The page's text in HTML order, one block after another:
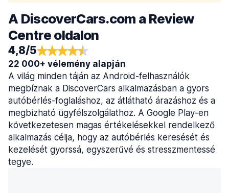
A DiscoverCars.com a Review
Centre oldalon
4,8/5
22 000+ vélemény alapján
A világ minden táján az Android-felhasználók
megbíznak a DiscoverCars alkalmazásban a gyors
autóbérlés-foglaláshoz, az átlátható árazáshoz és a
megbízható ügyfélszolgálathoz. A Google Play-en
következetesen magas értékelésekkel rendelkező
alkalmazás célja, hogy az autóbérlés keresését és
kezelését gyorssá, egyszerűvé és stresszmentessé
tegye.